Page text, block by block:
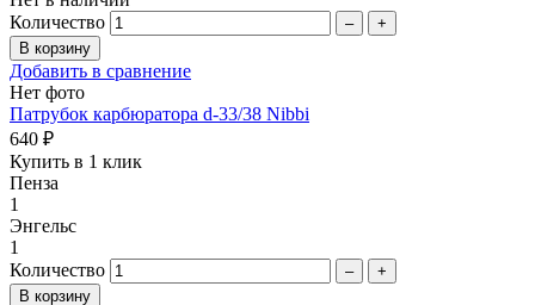
Количество
– +
Добавить в сравнение
Нет фото
Патрубок карбюратора d-33/38 Nibbi
640 ₽
Купить в 1 клик
Пенза
1
Энгельс
1
Количество
– +